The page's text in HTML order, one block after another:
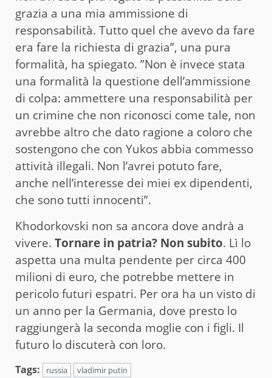
grazia a una mia ammissione di
responsabilità. Tutto quel che avevo da fare
era fare la richiesta di grazia”, una pura
formalità, ha spiegato. ”Non è invece stata
una formalità la questione dell’ammissione
di colpa: ammettere una responsabilità per
un crimine che non riconosci come tale, non
avrebbe altro che dato ragione a coloro che
sostengono che con Yukos abbia commesso
attività illegali. Non l’avrei potuto fare,
anche nell’interesse dei miei ex dipendenti,
che sono tutti innocenti”.
Khodorkovski non sa ancora dove andrà a
vivere. Tornare in patria? Non subito. Lì lo
aspetta una multa pendente per circa 400
milioni di euro, che potrebbe mettere in
pericolo futuri espatri. Per ora ha un visto di
un anno per la Germania, dove presto lo
raggiungerà la seconda moglie con i figli. Il
futuro lo discuterà con loro.
Tags: russia vladimir putin